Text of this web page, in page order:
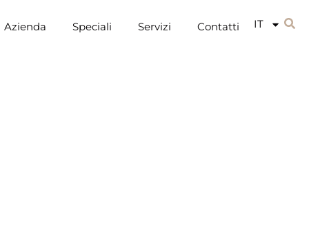
Azienda Speciali Servizi Contatti IT